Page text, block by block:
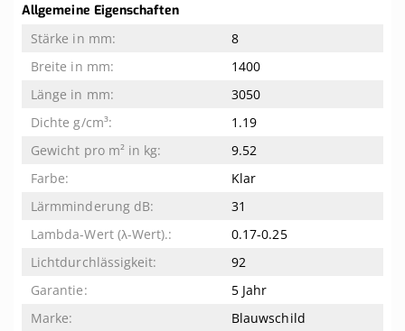
Allgemeine Eigenschaften
8
1400
3050
1.19
9.52
Klar
31
0.17-0.25
92
5 Jahr
Blauwschild